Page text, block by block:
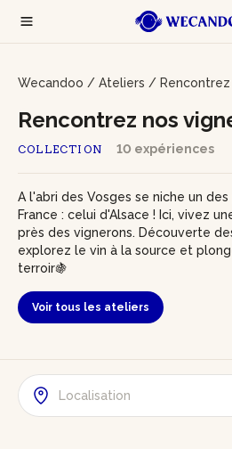
Wecandoo / Ateliers /
COLLECTION 10 expériences
Rencontrez nos
A l'abri des Vosges se niche un
France : celui d'Alsace ! Ici, vivez
près des vignerons. Découverte
explorez le vin à la source et
terroir🍇
Voir tous les ateliers